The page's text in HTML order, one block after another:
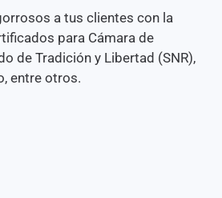
a tus clientes con la
para Cámara de
de Tradición y Libertad (SNR),
entre otros.